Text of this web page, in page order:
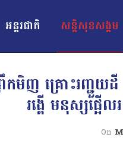
អន្ដរជាតិ សន្តិសុខសង្គម
កមិញ គ្រោះរញ្ជួយ
រង្គើ មនុស្សផ្អ
On